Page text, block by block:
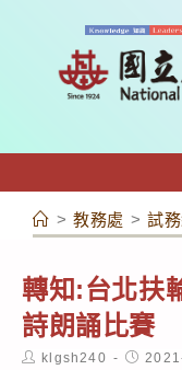
容
> 教務處 > 試
轉知:台北扶
詩朗誦比賽
Postklgsh240
Post